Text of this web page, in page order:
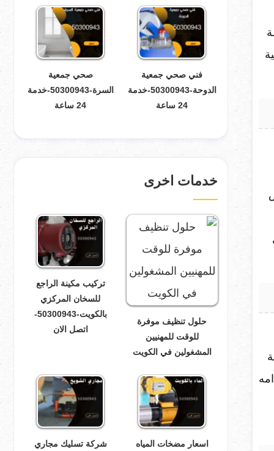
فني صحي جمعية
الدوحة-50300943-خدمة
24 ساعة
صحي جمعية
السرة-50300943-خدمة
24 ساعة
خدمات اخرى
حلول تنظيف موفرة
للوقت للمهنيين
المشغولين في الكويت
تركيب مكينة الراجع
للسخان المركزي
بالكويت-50300943-
اتصل الان
اسعار مضخات المياه
شركة تسليك مجاري